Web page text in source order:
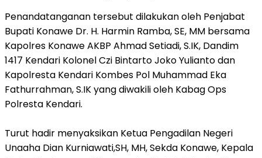
Penandatanganan tersebut dilakukan oleh Penjabat
Bupati Konawe Dr. H. Harmin Ramba, SE, MM bersama
Kapolres Konawe AKBP Ahmad Setiadi, S.IK, Dandim
1417 Kendari Kolonel Czi Bintarto Joko Yulianto dan
Kapolresta Kendari Kombes Pol Muhammad Eka
Fathurrahman, S.IK yang diwakili oleh Kabag Ops
Polresta Kendari.
Turut hadir menyaksikan Ketua Pengadilan Negeri
Unaaha Dian Kurniawati,SH, MH, Sekda Konawe, Kepala